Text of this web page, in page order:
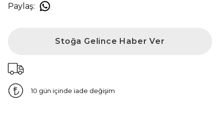
Paylaş:
Stoğa Gelince Haber Ver
10 gün içinde iade değişim